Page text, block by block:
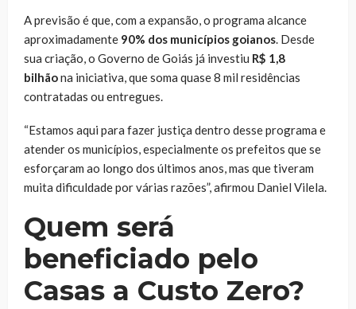
A previsão é que, com a expansão, o programa alcance
aproximadamente 90% dos municípios goianos. Desde
sua criação, o Governo de Goiás já investiu R$ 1,8
bilhãona iniciativa, que soma quase 8 mil residências
contratadas ou entregues.
“Estamos aqui para fazer justiça dentro desse programa e
atender os municípios, especialmente os prefeitos que se
esforçaram ao longo dos últimos anos, mas que tiveram
muita dificuldade por várias razões”, afirmou Daniel Vilela.
Quem será
beneficiado pelo
Casas a Custo Zero?